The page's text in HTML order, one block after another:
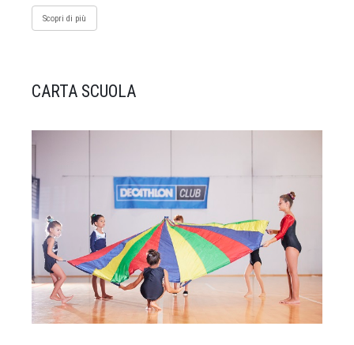
Scopri di più
CARTA SCUOLA